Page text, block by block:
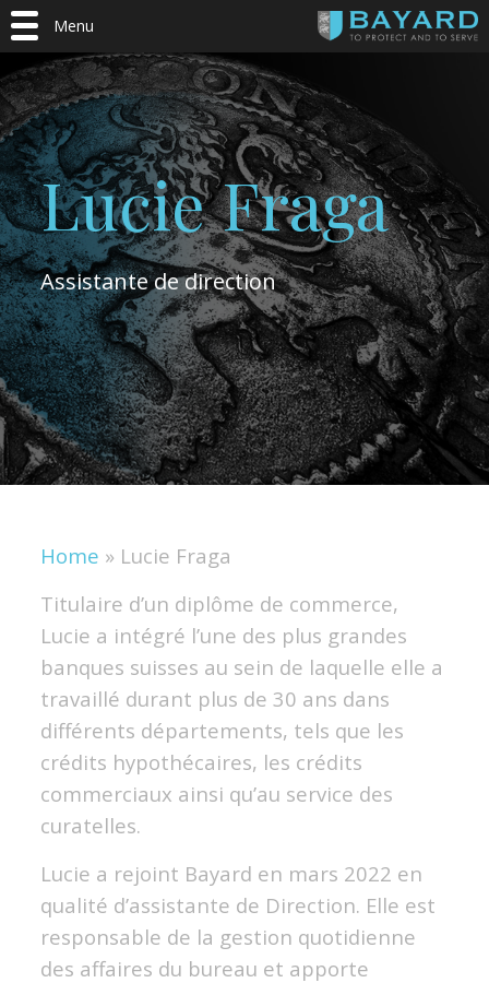
Lucie Fraga
Assistante de direction
Home » Lucie Fraga
Titulaire d’un diplôme de commerce,
Lucie a intégré l’une des plus grandes
banques suisses au sein de laquelle elle a
travaillé durant plus de 30 ans dans
différents départements, tels que les
crédits hypothécaires, les crédits
commerciaux ainsi qu’au service des
curatelles.
Lucie a rejoint Bayard en mars 2022 en
qualité d’assistante de Direction. Elle est
responsable de la gestion quotidienne
des affaires du bureau et apporte
Menu